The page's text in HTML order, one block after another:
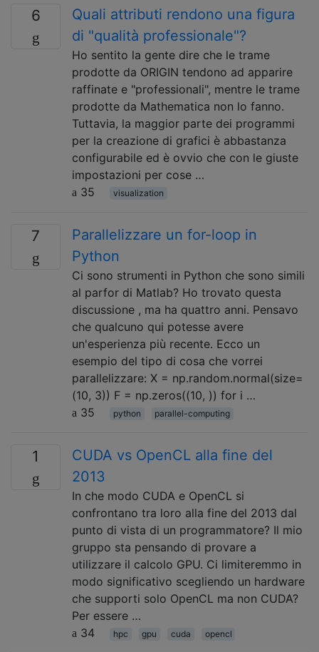
6
Quali attributi rendono una figura
di "qualità professionale"?
Ho sentito la gente dire che le trame
prodotte da ORIGIN tendono ad apparire
raffinate e "professionali", mentre le trame
prodotte da Mathematica non lo fanno.
Tuttavia, la maggior parte dei programmi
per la creazione di grafici è abbastanza
configurabile ed è ovvio che con le giuste
impostazioni per cose …
35
visualization
7
Parallelizzare un for-loop in
Python
Ci sono strumenti in Python che sono simili
al parfor di Matlab? Ho trovato questa
discussione , ma ha quattro anni. Pensavo
che qualcuno qui potesse avere
un'esperienza più recente. Ecco un
esempio del tipo di cosa che vorrei
parallelizzare: X = np.random.normal(size=
(10, 3)) F = np.zeros((10, )) for i …
35
python parallel-computing
1
CUDA vs OpenCL alla fine del
2013
In che modo CUDA e OpenCL si
confrontano tra loro alla fine del 2013 dal
punto di vista di un programmatore? Il mio
gruppo sta pensando di provare a
utilizzare il calcolo GPU. Ci limiteremmo in
modo significativo scegliendo un hardware
che supporti solo OpenCL ma non CUDA?
Per essere …
34
hpc gpu cuda opencl